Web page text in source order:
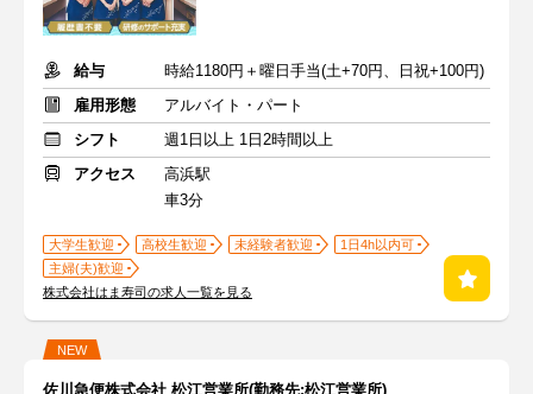
給与
時給1180円＋曜日手当(土+70円、日祝+100円)
雇用形態
アルバイト・パート
シフト
週1日以上 1日2時間以上
アクセス
高浜駅
車3分
大学生歓迎 高校生歓迎 未経験者歓迎
1日4h以内可
主婦(夫)歓迎
株式会社はま寿司の求人一覧を見る
NEW
佐川急便株式会社 松江営業所(勤務先:松江営業所)